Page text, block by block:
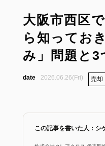
大阪市西区
ら知ってお
み」問題と3
2026.06.26(Fri) 売却
この記事を書いた人：シ